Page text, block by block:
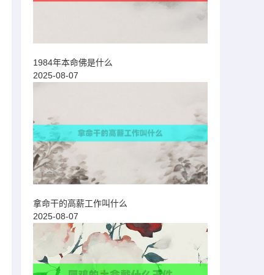
1984年本命佛是什么
2025-08-07
拿命干的高薪工作叫什么
2025-08-07